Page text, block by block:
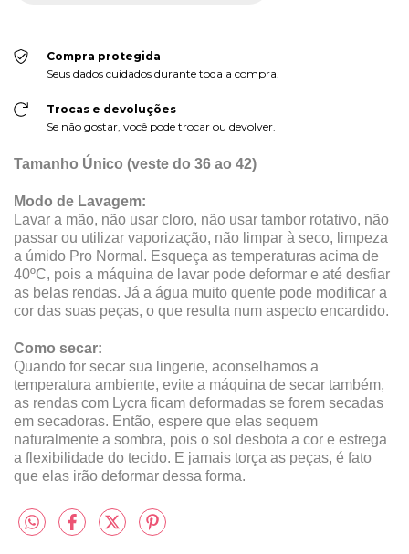
Compra protegida
Seus dados cuidados durante toda a compra.
Trocas e devoluções
Se não gostar, você pode trocar ou devolver.
Tamanho Único (veste do 36 ao 42)
Modo de Lavagem:
Lavar a mão, não usar cloro, não usar tambor rotativo, não
passar ou utilizar vaporização, não limpar à seco, limpeza
a úmido Pro Normal. Esqueça as temperaturas acima de
40ºC, pois a máquina de lavar pode deformar e até desfiar
as belas rendas. Já a água muito quente pode modificar a
cor das suas peças, o que resulta num aspecto encardido.
Como secar:
Quando for secar sua lingerie, aconselhamos a
temperatura ambiente, evite a máquina de secar também,
as rendas com Lycra ficam deformadas se forem secadas
em secadoras. Então, espere que elas sequem
naturalmente a sombra, pois o sol desbota a cor e estrega
a flexibilidade do tecido. E jamais torça as peças, é fato
que elas irão deformar dessa forma.